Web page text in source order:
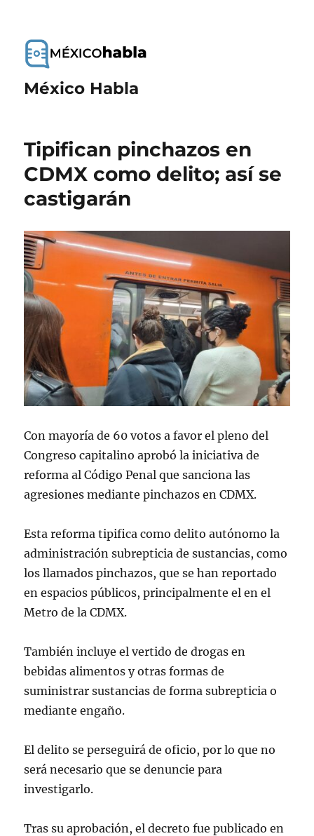
México Habla
Tipifican pinchazos en
CDMX como delito; así se
castigarán
Con mayoría de 60 votos a favor el pleno del
Congreso capitalino aprobó la iniciativa de
reforma al Código Penal que sanciona las
agresiones mediante pinchazos en CDMX.
Esta reforma tipifica como delito autónomo la
administración subrepticia de sustancias, como
los llamados pinchazos, que se han reportado
en espacios públicos, principalmente el en el
Metro de la CDMX.
También incluye el vertido de drogas en
bebidas alimentos y otras formas de
suministrar sustancias de forma subrepticia o
mediante engaño.
El delito se perseguirá de oficio, por lo que no
será necesario que se denuncie para
investigarlo.
Tras su aprobación, el decreto fue publicado en